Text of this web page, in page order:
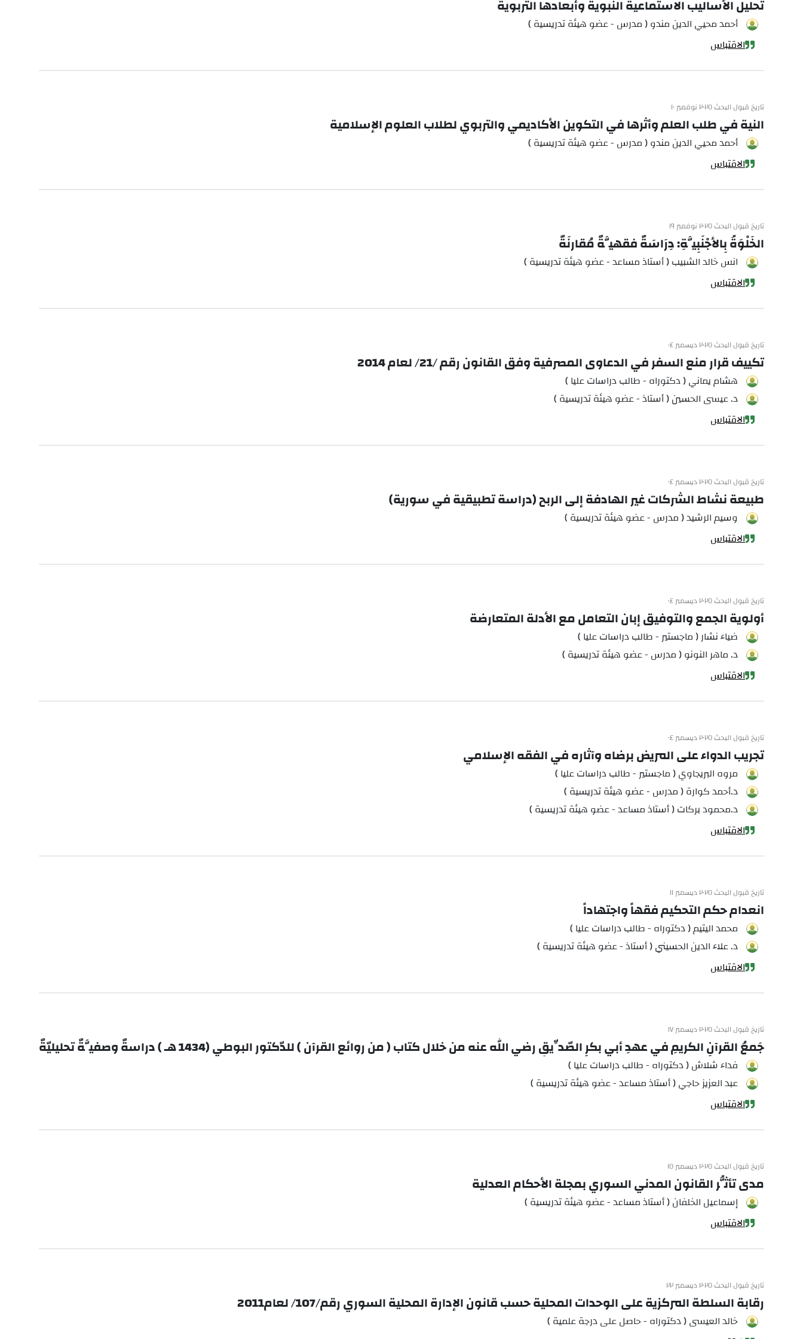
تحليل الأساليب الاستماعية النبوية وأبعادها التربوية
أحمد محيي الدين مندو ( مدرس - عضو هيئة تدريسية )
الاقتباس
تاريخ قبول البحث ٢٠٢٥ نوفمبر ١٠
النية في طلب العلم وأثرها في التكوين الأكاديمي والتربوي لطلاب العلوم الإسلامية
أحمد محيي الدين مندو ( مدرس - عضو هيئة تدريسية )
الاقتباس
تاريخ قبول البحث ٢٠٢٥ نوفمبر ١٩
الخَلْوَةُ بِالأْجْنَبِيَّةِ: دِرَاسَةٌ فقهيَّةٌ مُقارنَةٌ
انس خالد الشبيب ( أستاذ مساعد - عضو هيئة تدريسية )
الاقتباس
تاريخ قبول البحث ٢٠٢٥ ديسمبر ٠٤
تكييف قرار منع السفر في الدعاوى المصرفية وفق القانون رقم /21/ لعام 2014
هشام يماني ( دكتوراه - طالب دراسات عليا )
د. عيسى الحسين ( أستاذ - عضو هيئة تدريسية )
الاقتباس
تاريخ قبول البحث ٢٠٢٥ ديسمبر ٠٤
طبيعة نشاط الشركات غير الهادفة إلى الربح (دراسة تطبيقية في سورية)
وسيم الرشيد ( مدرس - عضو هيئة تدريسية )
الاقتباس
تاريخ قبول البحث ٢٠٢٥ ديسمبر ٠٤
أولوية الجمع والتوفيق إبان التعامل مع الأدلة المتعارضة
ضياء نشار ( ماجستير - طالب دراسات عليا )
د. ماهر النونو ( مدرس - عضو هيئة تدريسية )
الاقتباس
تاريخ قبول البحث ٢٠٢٥ ديسمبر ٠٤
تجريب الدواء على المريض برضاه وآثاره في الفقه الإسلامي
مروه البريجاوي ( ماجستير - طالب دراسات عليا )
د.أحمد كوارة ( مدرس - عضو هيئة تدريسية )
د.محمود بركات ( أستاذ مساعد - عضو هيئة تدريسية )
الاقتباس
تاريخ قبول البحث ٢٠٢٥ ديسمبر ١١
انعدام حكم التحكيم فقهاً واجتهاداً
محمد اليتيم ( دكتوراه - طالب دراسات عليا )
د. علاء الدين الحسيني ( أستاذ - عضو هيئة تدريسية )
الاقتباس
تاريخ قبول البحث ٢٠٢٥ ديسمبر ١٧
جَمعُ القرآنِ الكريمِ في عهدِ أبي بكرٍ الصّدِّيقِ رضي الله عنه من خلال كتاب ( من روائع القرآن ) للدّكتور البوطي (1434 هـ ) دراسةٌ وصفيَّةٌ تحليليّةٌ
فداء شلاش ( دكتوراه - طالب دراسات عليا )
عبد العزيز حاجي ( أستاذ مساعد - عضو هيئة تدريسية )
الاقتباس
تاريخ قبول البحث ٢٠٢٥ ديسمبر ١٥
مدى تأثُّر القانون المدني السوري بمجلة الأحكام العدلية
إسماعيل الخلفان ( أستاذ مساعد - عضو هيئة تدريسية )
الاقتباس
تاريخ قبول البحث ٢٠٢٥ ديسمبر ٢٢
رقابة السلطة المركزية على الوحدات المحلية حسب قانون الإدارة المحلية السوري رقم/107/ لعام2011
خالد العيسى ( دكتوراه - حاصل على درجة علمية )